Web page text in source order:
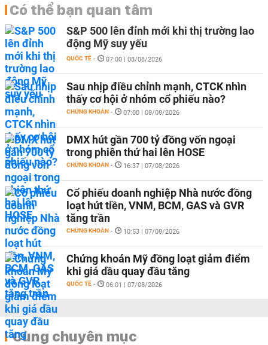
Có thể bạn quan tâm
S&P 500 lên đỉnh mới khi thị trường lao
động Mỹ suy yếu
QUỐC TẾ - 07:00 | 08/08/2026
Sau nhịp điều chỉnh mạnh, CTCK nhìn
thấy cơ hội ở nhóm cổ phiếu nào?
CHỨNG KHOÁN - 07:00 | 08/08/2026
DMX hút gần 700 tỷ đồng vốn ngoại
trong phiên thứ hai lên HOSE
CHỨNG KHOÁN - 16:37 | 07/08/2026
Cổ phiếu doanh nghiệp Nhà nước đồng
loạt hút tiền, VNM, BCM, GAS và GVR
tăng trần
CHỨNG KHOÁN - 10:53 | 07/08/2026
Chứng khoán Mỹ đồng loạt giảm điểm
khi giá dầu quay đầu tăng
QUỐC TẾ - 06:01 | 07/08/2026
Cùng chuyên mục